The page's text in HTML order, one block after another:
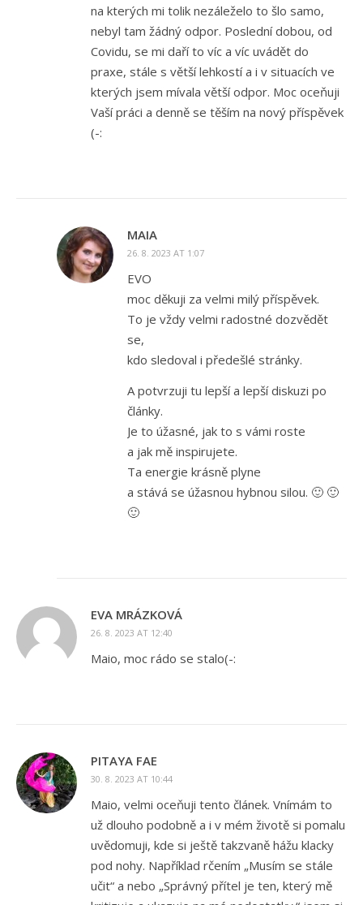
na kterých mi tolik nezáleželo to šlo samo,
nebyl tam žádný odpor. Poslední dobou, od
Covidu, se mi daří to víc a víc uvádět do
praxe, stále s větší lehkostí a i v situacích ve
kterých jsem mívala větší odpor. Moc oceňuji
Vaší práci a denně se těším na nový příspěvek
(-:
MAIA
26. 8. 2023 AT 1:07
EVO
moc děkuji za velmi milý příspěvek.
To je vždy velmi radostné dozvědět
se,
kdo sledoval i předešlé stránky.
A potvrzuji tu lepší a lepší diskuzi po
články.
Je to úžasné, jak to s vámi roste
a jak mě inspirujete.
Ta energie krásně plyne
a stává se úžasnou hybnou silou. 🙂 🙂
🙂
EVA MRÁZKOVÁ
26. 8. 2023 AT 12:40
Maio, moc rádo se stalo(-:
PITAYA FAE
30. 8. 2023 AT 10:44
Maio, velmi oceňuji tento článek. Vnímám to
už dlouho podobně a i v mém životě si pomalu
uvědomuji, kde si ještě takzvaně hážu klacky
pod nohy. Například rčením „Musím se stále
učit“ a nebo „Správný přítel je ten, který mě